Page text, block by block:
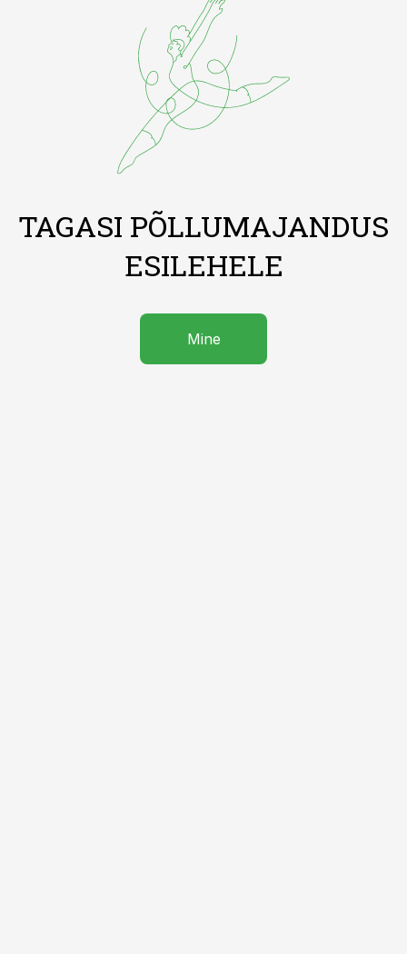
TAGASI PÕLLUMAJANDUS
ESILEHELE
Mine